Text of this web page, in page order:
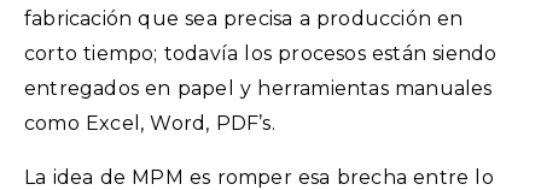
fabricación que sea precisa a producción en
corto tiempo; todavía los procesos están siendo
entregados en papel y herramientas manuales
como Excel, Word, PDF’s.
La idea de MPM es romper esa brecha entre lo